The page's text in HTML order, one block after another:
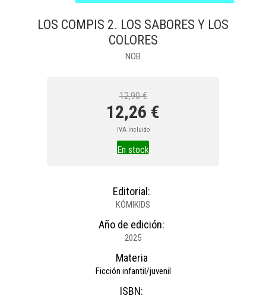
LOS COMPIS 2. LOS SABORES Y LOS
COLORES
NOB
12,90 €
12,26 €
IVA incluido
En stock
Editorial:
KÓMIKIDS
Año de edición:
2025
Materia
Ficción infantil/juvenil
ISBN: